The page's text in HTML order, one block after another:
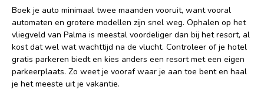
Boek je auto minimaal twee maanden vooruit, want vooral
automaten en grotere modellen zijn snel weg. Ophalen op het
vliegveld van Palma is meestal voordeliger dan bij het resort, al
kost dat wel wat wachttijd na de vlucht. Controleer of je hotel
gratis parkeren biedt en kies anders een resort met een eigen
parkeerplaats. Zo weet je vooraf waar je aan toe bent en haal
je het meeste uit je vakantie.